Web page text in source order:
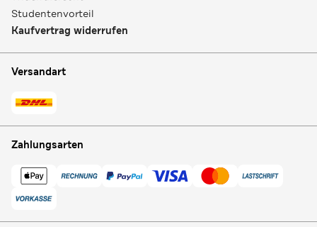
Studentenvorteil
Kaufvertrag widerrufen
Versandart
Zahlungsarten